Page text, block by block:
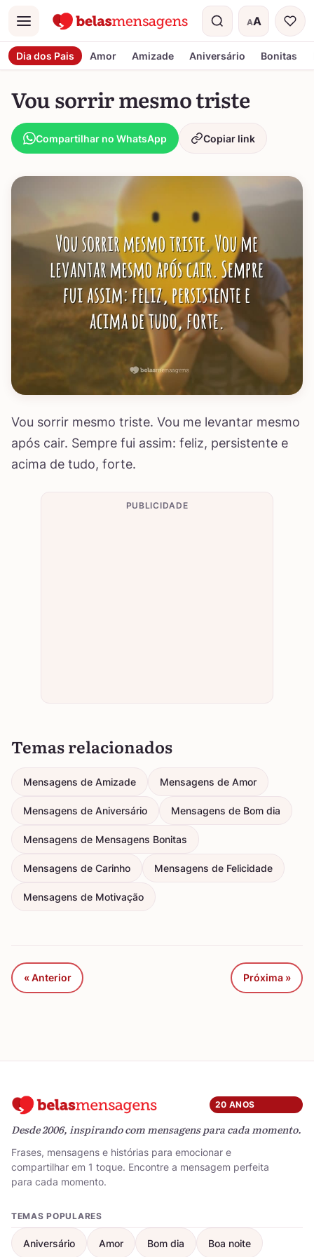
Menu AA
Tamanho do
Dia dos Pais Amor Amizade Aniversário Bonitas
Vou sorrir mesmo triste
Compartilhar no WhatsApp Copiar link
Vou sorrir mesmo triste. Vou me levantar mesmo
após cair. Sempre fui assim: feliz, persistente e
acima de tudo, forte.
PUBLICIDADE
Temas relacionados
Mensagens de Amizade Mensagens de Amor
Mensagens de Aniversário Mensagens de Bom dia
Mensagens de Mensagens Bonitas
Mensagens de Carinho Mensagens de Felicidade
Mensagens de Motivação
« Anterior Próxima »
20 ANOS
Desde 2006, inspirando com mensagens para cada momento.
Frases, mensagens e histórias para emocionar e
compartilhar em 1 toque. Encontre a mensagem perfeita
para cada momento.
TEMAS POPULARES
Aniversário Amor Bom dia Boa noite